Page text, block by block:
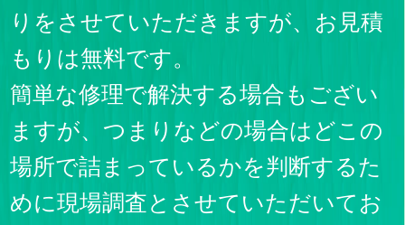
りをさせていただきますが、お見積
もりは無料です。
簡単な修理で解決する場合もござい
ますが、つまりなどの場合はどこの
場所で詰まっているかを判断するた
めに現場調査とさせていただいてお